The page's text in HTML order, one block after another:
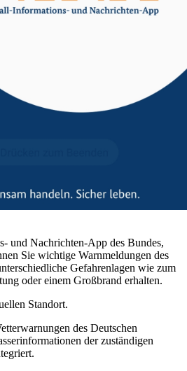
und Nachrichten-App des Bundes,
Sie wichtige Warnmeldungen des
Gefahrenlagen wie zum
oder einem Großbrand erhalten.
Standort.
des Deutschen
der zuständigen